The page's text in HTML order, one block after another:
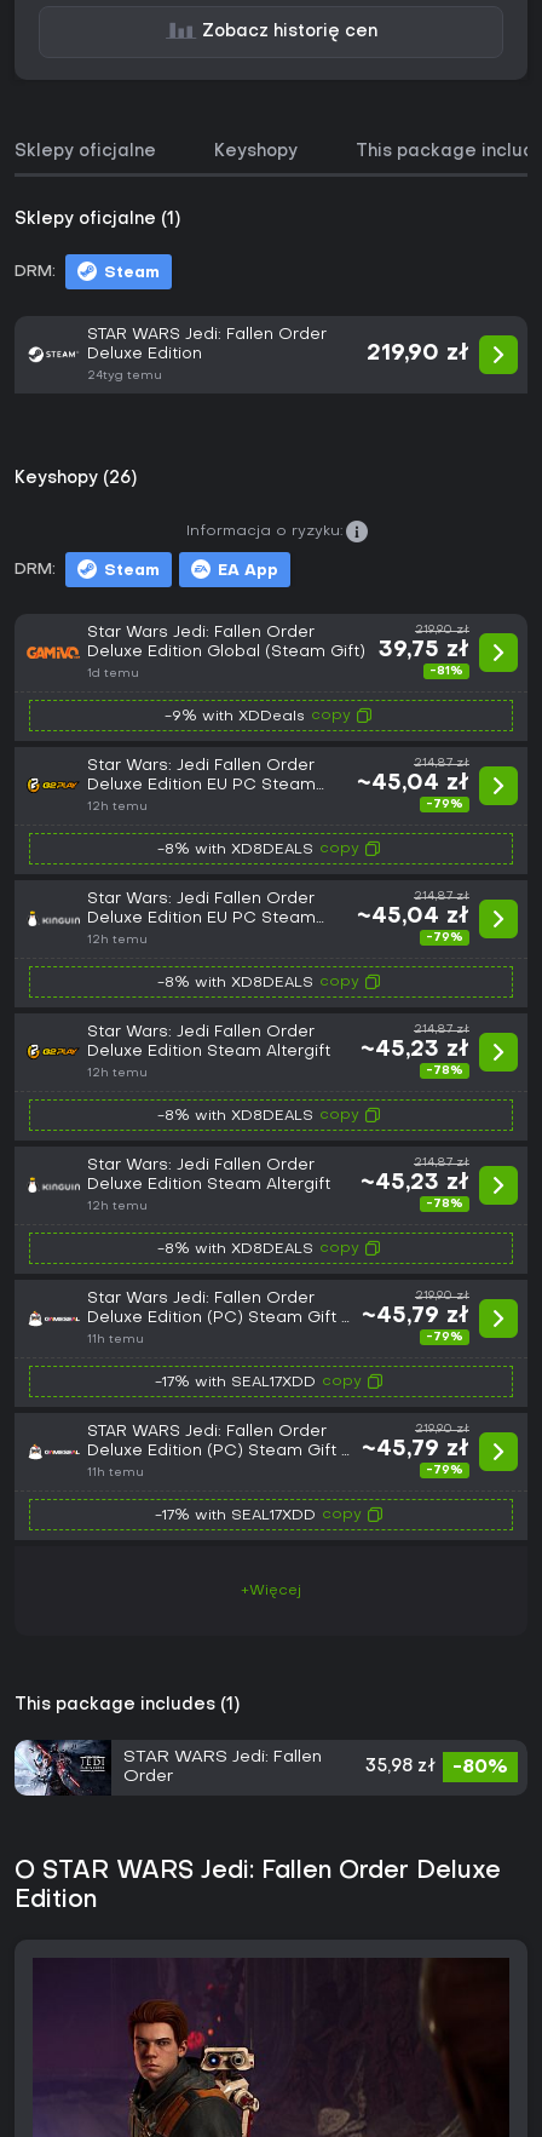
Zobacz historię cen
Sklepy oficjalne Keyshopy This package
Sklepy oficjalne (1)
DRM: Steam
STAR WARS Jedi: Fallen Order
Deluxe Edition
24tyg temu
219,90 zł
Keyshopy (26)
DRM: Steam EA App
Informacja o ryzyku:
Star Wars Jedi: Fallen Order
Deluxe Edition Global (Steam Gift)
1d temu
219,90 zł
39,75 zł
-81%
-9% with XDDeals copy
Star Wars: Jedi Fallen Order
Deluxe Edition EU PC Steam
Altergift
12h temu
214,87 zł
~45,04 zł
-79%
-8% with XD8DEALS copy
Star Wars: Jedi Fallen Order
Deluxe Edition EU PC Steam
Altergift
12h temu
214,87 zł
~45,04 zł
-79%
-8% with XD8DEALS copy
Star Wars: Jedi Fallen Order
Deluxe Edition Steam Altergift
12h temu
214,87 zł
~45,23 zł
-78%
-8% with XD8DEALS copy
Star Wars: Jedi Fallen Order
Deluxe Edition Steam Altergift
12h temu
214,87 zł
~45,23 zł
-78%
-8% with XD8DEALS copy
Star Wars Jedi: Fallen Order
Deluxe Edition (PC) Steam Gift -
EU
11h temu
219,90 zł
~45,79 zł
-79%
-17% with SEAL17XDD copy
STAR WARS Jedi: Fallen Order
Deluxe Edition (PC) Steam Gift -
GLOBAL
11h temu
219,90 zł
~45,79 zł
-79%
-17% with SEAL17XDD copy
+Więcej
This package includes (1)
STAR WARS Jedi: Fallen
Order
35,98 zł -80%
O STAR WARS Jedi: Fallen Order Deluxe
Edition